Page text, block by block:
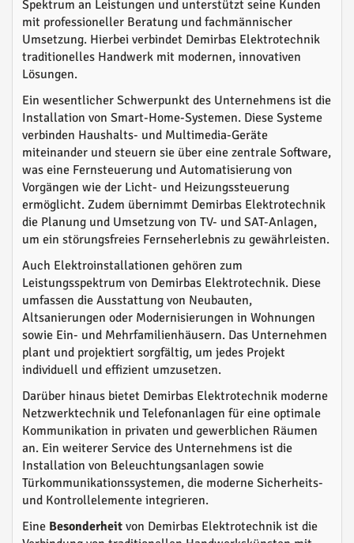
Spektrum an Leistungen und unterstützt seine Kunden
mit professioneller Beratung und fachmännischer
Umsetzung. Hierbei verbindet Demirbas Elektrotechnik
traditionelles Handwerk mit modernen, innovativen
Lösungen.
Ein wesentlicher Schwerpunkt des Unternehmens ist die
Installation von Smart-Home-Systemen. Diese Systeme
verbinden Haushalts- und Multimedia-Geräte
miteinander und steuern sie über eine zentrale Software,
was eine Fernsteuerung und Automatisierung von
Vorgängen wie der Licht- und Heizungssteuerung
ermöglicht. Zudem übernimmt Demirbas Elektrotechnik
die Planung und Umsetzung von TV- und SAT-Anlagen,
um ein störungsfreies Fernseherlebnis zu gewährleisten.
Auch Elektroinstallationen gehören zum
Leistungsspektrum von Demirbas Elektrotechnik. Diese
umfassen die Ausstattung von Neubauten,
Altsanierungen oder Modernisierungen in Wohnungen
sowie Ein- und Mehrfamilienhäusern. Das Unternehmen
plant und projektiert sorgfältig, um jedes Projekt
individuell und effizient umzusetzen.
Darüber hinaus bietet Demirbas Elektrotechnik moderne
Netzwerktechnik und Telefonanlagen für eine optimale
Kommunikation in privaten und gewerblichen Räumen
an. Ein weiterer Service des Unternehmens ist die
Installation von Beleuchtungsanlagen sowie
Türkommunikationssystemen, die moderne Sicherheits-
und Kontrollelemente integrieren.
Eine Besonderheit von Demirbas Elektrotechnik ist die